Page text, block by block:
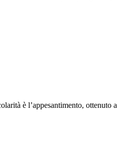
è l’appesantimento, ottenuto